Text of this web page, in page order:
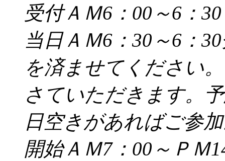
受付ＡＭ6：00～6：30
当日ＡＭ6：30～6：
を済ませてください
さていただきます。
日空きがあればご参
開始ＡＭ7：00～ＰＭ